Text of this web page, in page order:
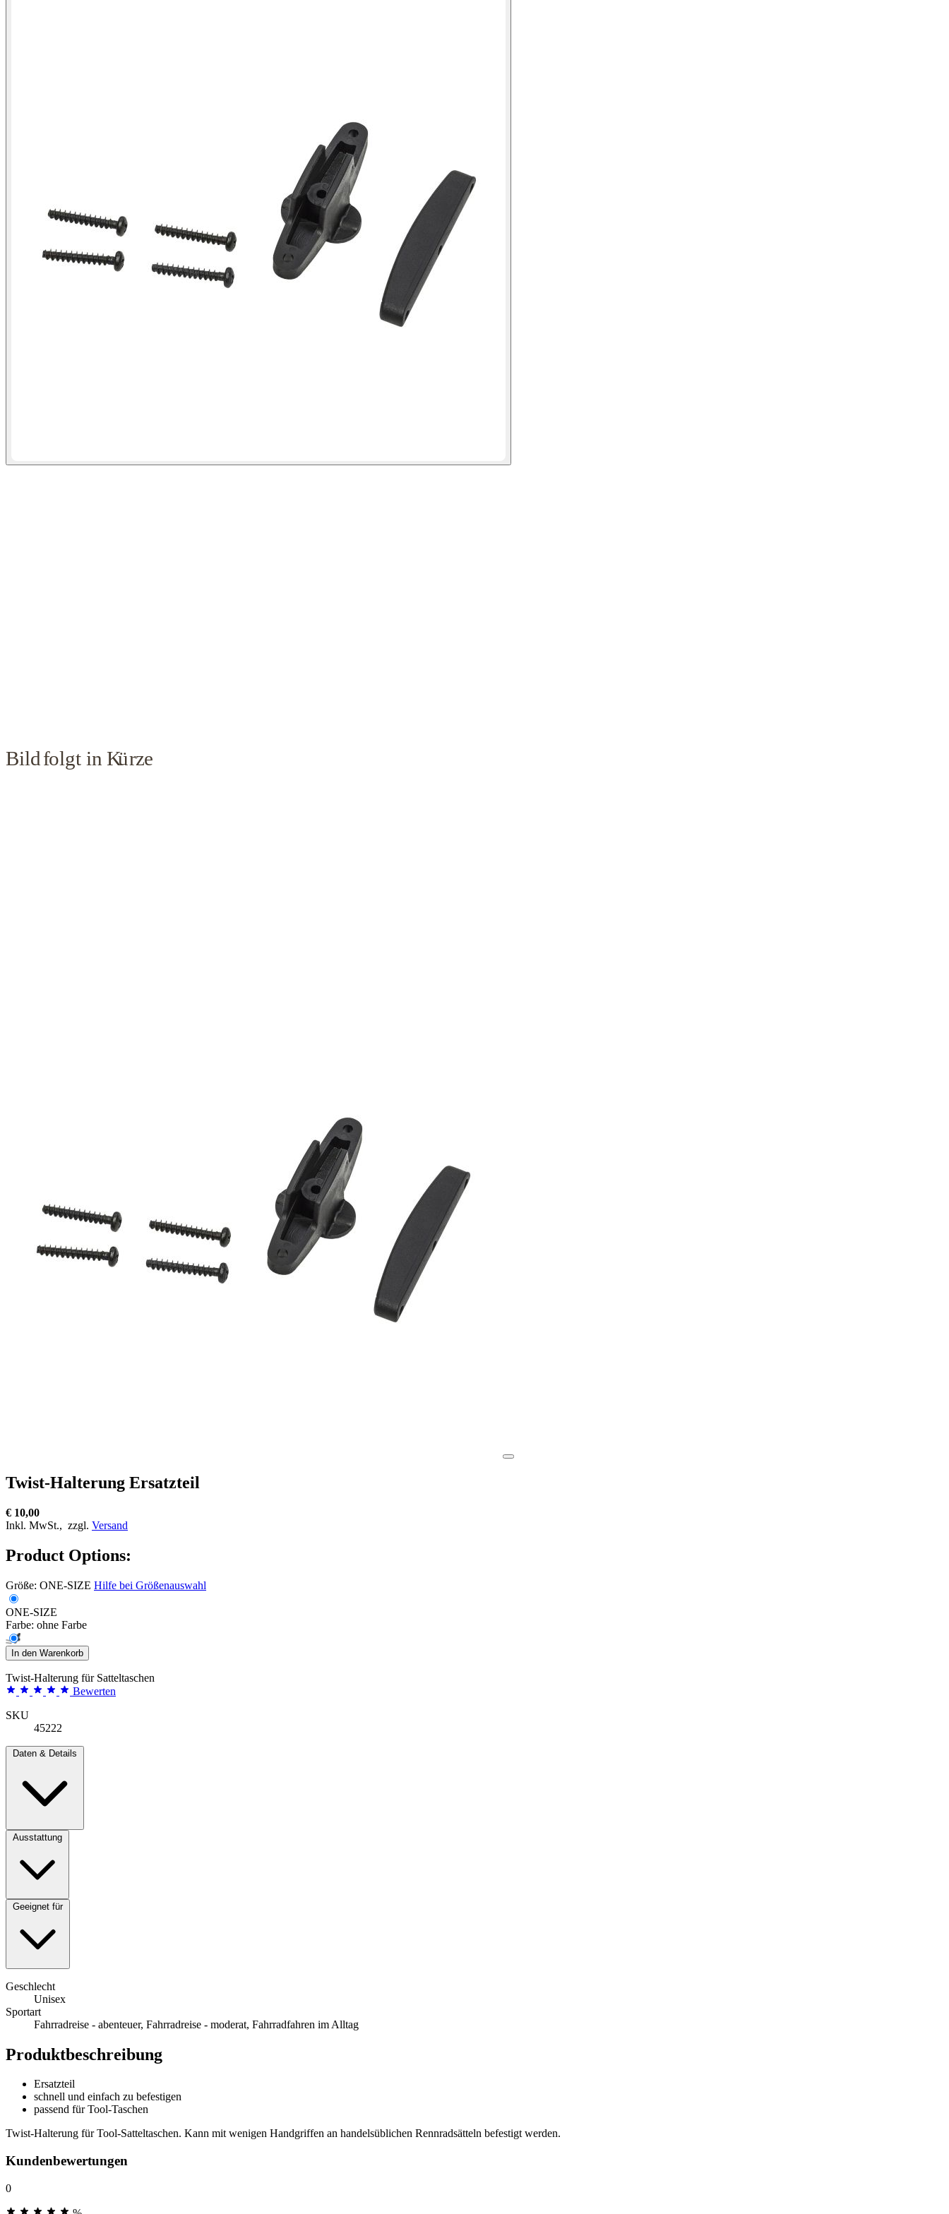
Twist-Halterung Ersatzteil
€ 10,00
Inkl. MwSt., zzgl. Versand
Product Options:
Größe: ONE-SIZE Hilfe bei Größenauswahl
ONE-SIZE
Farbe: ohne Farbe
In den Warenkorb
Twist-Halterung für Satteltaschen
Bewerten
SKU
45222
Daten & Details
Ausstattung
Geeignet für
Geschlecht
Unisex
Sportart
Fahrradreise - abenteuer, Fahrradreise - moderat, Fahrradfahren im Alltag
Produktbeschreibung
Ersatzteil
schnell und einfach zu befestigen
passend für Tool-Taschen
Twist-Halterung für Tool-Satteltaschen. Kann mit wenigen Handgriffen an handelsüblichen Rennradsätteln befestigt werden.
Kundenbewertungen
0